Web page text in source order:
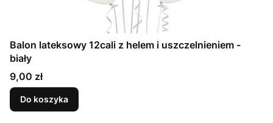
Balon lateksowy 12cali z helem i uszczelnieniem -
biały
Cena
9,00 zł
Do koszyka